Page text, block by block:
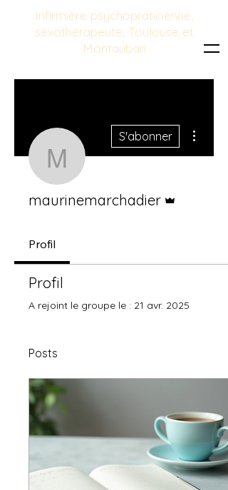
Infirmière psychopraticienne,
sexothérapeute, Toulouse et
Montauban
S'abonner
maurinemarchadier
Profil
Profil
A rejoint le groupe le : 21 avr. 2025
Posts